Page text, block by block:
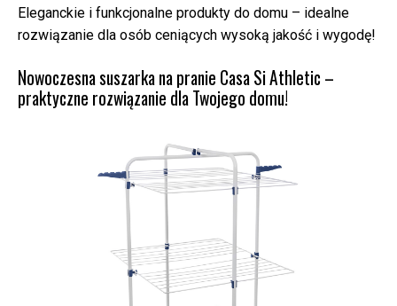
Eleganckie i funkcjonalne produkty do domu – idealne
rozwiązanie dla osób ceniących wysoką jakość i wygodę!
Nowoczesna suszarka na pranie Casa Si Athletic –
praktyczne rozwiązanie dla Twojego domu!